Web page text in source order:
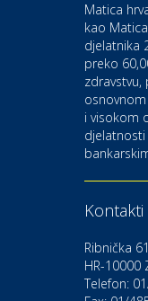
Auto-
CIAK
Kultura i
Moda i
Gastro
Matica
kao
djelatnika
preko
i visokom
djelatnosti
Kontakti
Ribnička 61
HR-10000
Telefon: